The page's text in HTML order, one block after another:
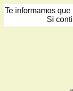
Te informamos
Si